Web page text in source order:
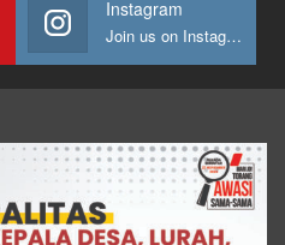
Instagram
Join us on Instagram